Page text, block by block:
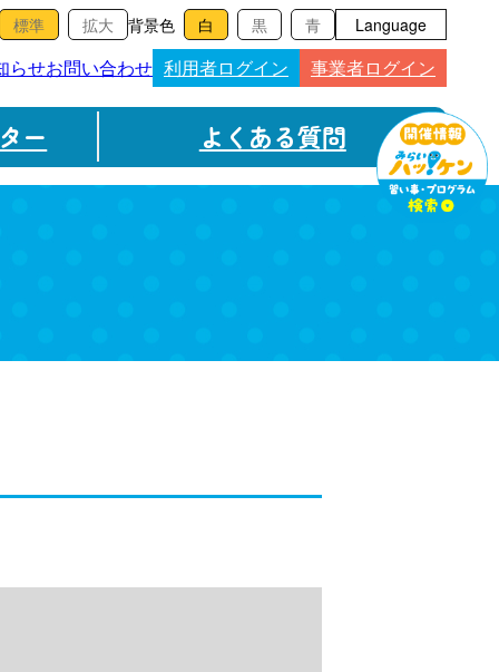
背景色 Language
らせお問い合わせ 利用者ログイン 事業者ログイン
ー よくある質問